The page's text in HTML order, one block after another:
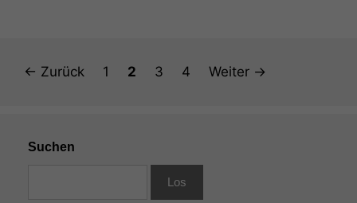
← Zurück Seite
1 Seite
2 Seite
3 Seite
4 Weiter →
Suchen